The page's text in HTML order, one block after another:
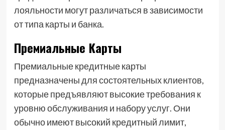
лояльности могут различаться в зависимости
от типа карты и банка.
Премиальные Карты
Премиальные кредитные карты
предназначены для состоятельных клиентов,
которые предъявляют высокие требования к
уровню обслуживания и набору услуг. Они
обычно имеют высокий кредитный лимит,